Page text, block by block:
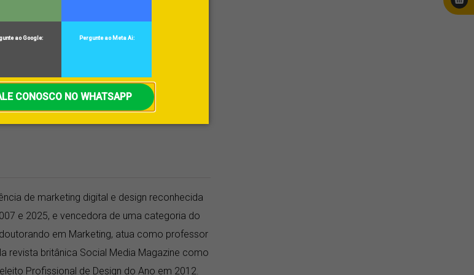
ao Google: Pergunte ao Meta Ai:
CONOSCO NO WHATSAPP
nosso próximo post
Facebook
X LinkedIn
Tumblr
mail
de marketing digital e design reconhecida
e 2025, e vencedora de uma categoria do
em Marketing, atua como professor
revista britânica Social Media Magazine como
Profissional de Design do Ano em 2012.